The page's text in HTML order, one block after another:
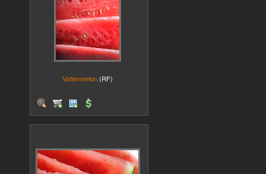
Vattenmelon (RF)